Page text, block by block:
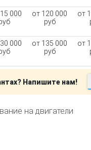
000
от 120 000
руб
от
000
от 135 000
руб
от
Напишите нам!
на двигатели